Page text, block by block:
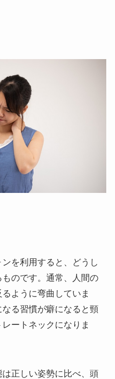
を利用すると、どうし
のです。通常、人間の
ように弯曲していま
る習慣が癖になると頸
ートネックになりま
正しい姿勢に比べ、頭